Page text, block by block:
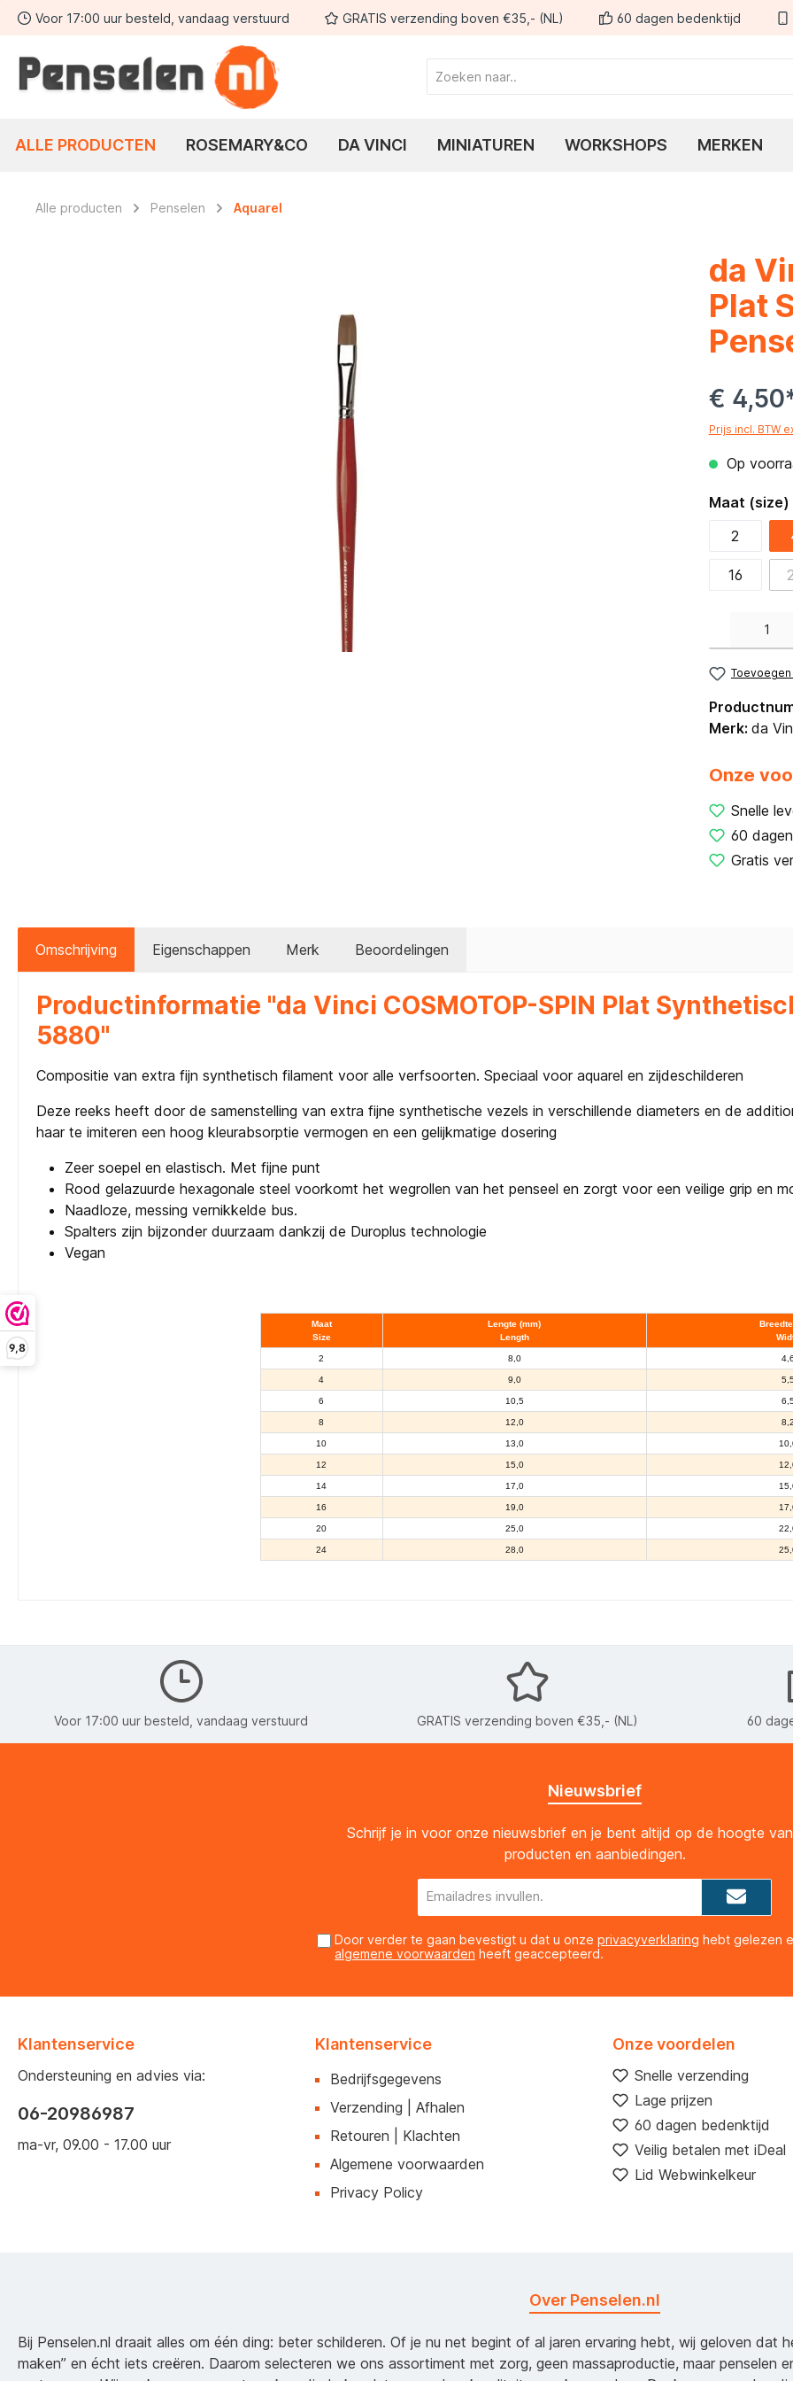
9,8
Ga naar de hoofdnavigatie
Voor 17:00 uur besteld, vandaag verstuurd GRATIS verzending boven €35,- (NL) 60 dagen bedenktijd
ALLE PRODUCTEN ROSEMARY&CO DA VINCI MINIATUREN WORKSHOPS MERKEN
Alle producten Penselen Aquarel
da
Plat
€
Prijs incl. BTW
Op
Maat (size)
2
16
Merk: da
Onze
Snelle
60
Gratis
Omschrijving Eigenschappen Merk Beoordelingen
Productinformatie "da Vinci COSMOTOP-SPIN Plat
5880"
Compositie van extra fijn synthetisch filament voor alle verfsoorten. Speciaal voor aquarel en zijdeschilderen
Deze reeks heeft door de samenstelling van extra fijne synthetische vezels in verschillende diameters en de
haar te imiteren een hoog kleurabsorptie vermogen en een gelijkmatige dosering
Zeer soepel en elastisch. Met fijne punt
Rood gelazuurde hexagonale steel voorkomt het wegrollen van het penseel en zorgt voor een veilige grip en
Naadloze, messing vernikkelde bus.
Spalters zijn bijzonder duurzaam dankzij de Duroplus technologie
Vegan
Maat
Size
Lengte (mm)
Length
2 8,0 4,6
4 9,0
6 10,5
8 12,0 8,2
10 13,0
12 15,0
14 17,0
16 19,0
20 25,0
24 28,0
Voor 17:00 uur besteld, vandaag verstuurd GRATIS verzending boven €35,- (NL) 60
Nieuwsbrief
Schrijf je in voor onze nieuwsbrief en je bent altijd op de hoogte
producten en aanbiedingen.
Door verder te gaan bevestigt u dat u onze privacyverklaring hebt gelezen
algemene voorwaarden heeft geaccepteerd.
Klantenservice
Ondersteuning en advies via:
06-20986987
ma-vr, 09.00 - 17.00 uur
Klantenservice
Bedrijfsgegevens
Verzending | Afhalen
Retouren | Klachten
Algemene voorwaarden
Privacy Policy
Onze voordelen
Snelle verzending
Lage prijzen
60 dagen bedenktijd
Veilig betalen met iDeal
Lid Webwinkelkeur
Over Penselen.nl
Bij Penselen.nl draait alles om één ding: beter schilderen. Of je nu net begint of al jaren ervaring hebt, wij geloven dat
maken” en écht iets creëren. Daarom selecteren we ons assortiment met zorg, geen massaproductie, maar penselen